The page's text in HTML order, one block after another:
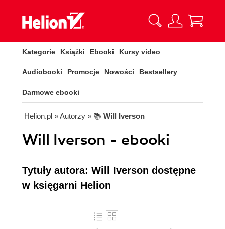
Kategorie Książki Ebooki Kursy video
Audiobooki Promocje Nowości Bestsellery
Darmowe ebooki
Helion.pl » Autorzy » 📚 Will Iverson
Will Iverson - ebooki
Tytuły autora: Will Iverson dostępne
w księgarni Helion